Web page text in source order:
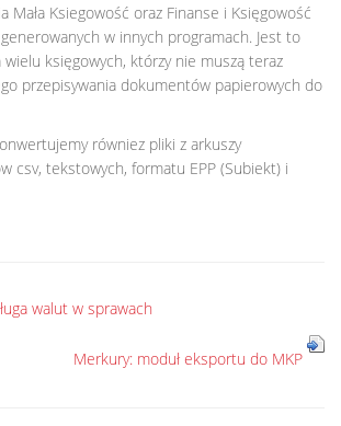
Mała Ksiegowość oraz Finanse i Księgowość
w innych programach. Jest to
wielu księgowych, którzy nie muszą teraz
przepisywania dokumentów papierowych do
równiez pliki z arkuszy
csv, tekstowych, formatu EPP (Subiekt) i
walut w sprawach
Merkury: moduł eksportu do MKP